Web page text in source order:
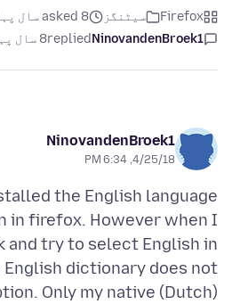
Firefox سیٹنگز
asked 8 سال پہلے
NinovandenBroek1
replied8 سال پہلے
NinovandenBroek1
4/25/18, 6:34 PM
the English language
in firefox. However when I
and try to select English in
English dictionary does not
Only my native (Dutch)